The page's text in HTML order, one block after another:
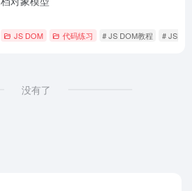
JS DOM 代码练习 # JS DOM教程 # JS图
没有了